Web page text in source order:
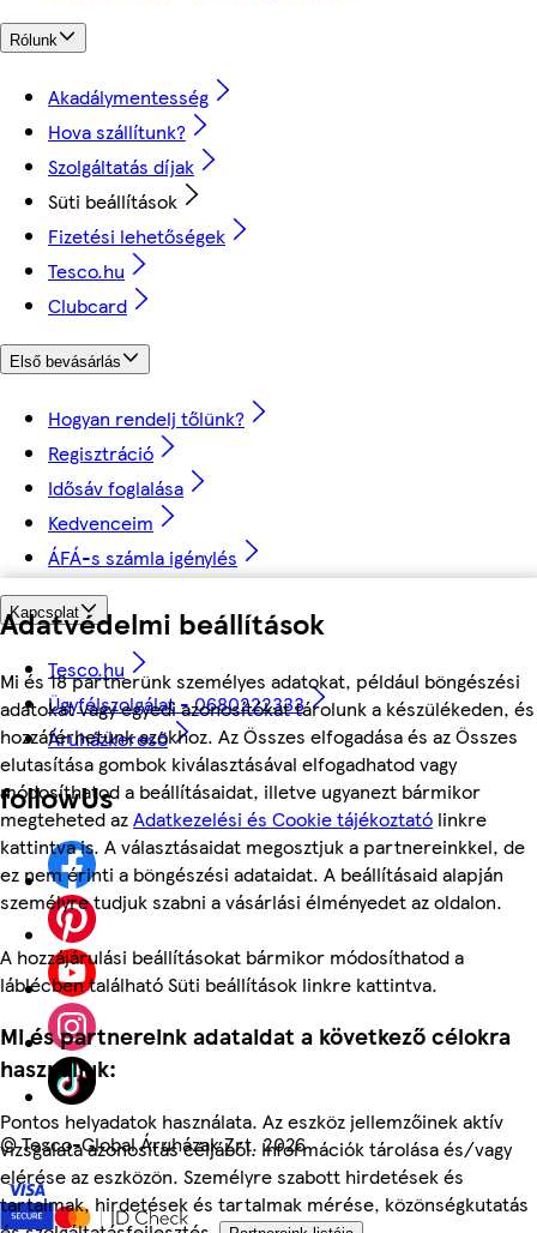
Adatvédelmi beállítások
Mi és 18 partnerünk személyes adatokat, például böngészési
adatokat vagy egyedi azonosítókat tárolunk a készülékeden, és
hozzáférhetünk azokhoz. Az Összes elfogadása és az Összes
elutasítása gombok kiválasztásával elfogadhatod vagy
módosíthatod a beállításaidat, illetve ugyanezt bármikor
megteheted azAdatkezelési és Cookie tájékoztató linkre
kattintva is. A választásaidat megosztjuk a partnereinkkel, de
ez nem érinti a böngészési adataidat. A beállításaid alapján
személyre tudjuk szabni a vásárlási élményedet az oldalon.
A hozzájárulási beállításokat bármikor módosíthatod a
láblécben található Süti beállítások linkre kattintva.
Mi és partnereink adataidat a következő célokra
használjuk:
Pontos helyadatok használata. Az eszköz jellemzőinek aktív
vizsgálata azonosítás céljából. Információk tárolása és/vagy
elérése az eszközön. Személyre szabott hirdetések és
tartalmak, hirdetések és tartalmak mérése, közönségkutatás
Rólunk
Akadálymentesség
Hova szállítunk?
Szolgáltatás díjak
Süti beállítások
Fizetési lehetőségek
Tesco.hu
Clubcard
Első bevásárlás
Hogyan rendelj tőlünk?
Regisztráció
Idősáv foglalása
Kedvenceim
ÁFÁ-s számla igénylés
Kapcsolat
Tesco.hu
Ügyfélszolgálat - 0680222333
Áruházkereső
followUs
©Tesco-Global Áruházak Zrt. 2026